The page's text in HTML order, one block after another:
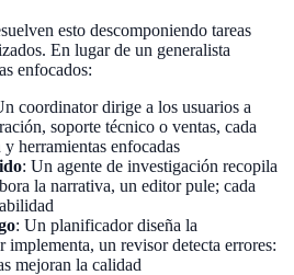
esto descomponiendo tareas
En lugar de un generalista
enfocados:
coordinator dirige a los usuarios a
soporte técnico o ventas, cada
herramientas enfocadas
: Un agente de investigación recopila
la narrativa, un editor pule; cada
: Un planificador diseña la
implementa, un revisor detecta errores:
mejoran la calidad